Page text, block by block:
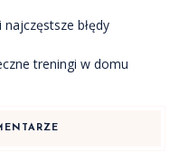
błędy
treningi w domu